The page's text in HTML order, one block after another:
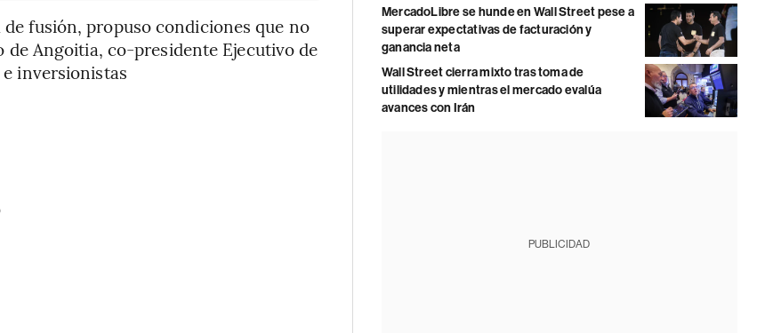
fusión, propuso condiciones que no
de Angoitia, co-presidente Ejecutivo de
inversionistas
MercadoLibre se hunde en Wall Street pese a
superar expectativas de facturación y
ganancia neta
Wall Street cierra mixto tras toma de
utilidades y mientras el mercado evalúa
avances con Irán
PUBLICIDAD